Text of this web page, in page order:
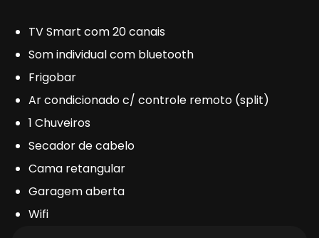
TV Smart com 20 canais
Som individual com bluetooth
Frigobar
Ar condicionado c/ controle remoto (split)
1 Chuveiros
Secador de cabelo
Cama retangular
Garagem aberta
Wifi